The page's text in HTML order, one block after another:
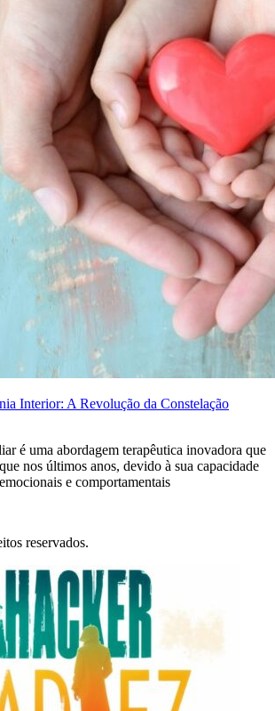
Interior: A Revolução da Constelação
é uma abordagem terapêutica inovadora que
nos últimos anos, devido à sua capacidade
e comportamentais
reservados.